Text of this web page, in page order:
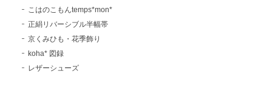
こはのこもんtemps*mon*
正絹リバーシブル半幅帯
京くみひも・花季飾り
koha* 図録
レザーシューズ